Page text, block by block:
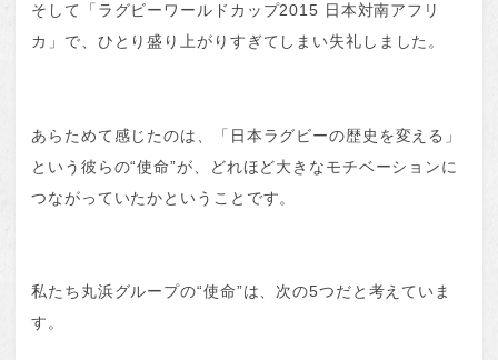
そして「ラグビーワールドカップ2015 日本対南アフリ
カ」で、ひとり盛り上がりすぎてしまい失礼しました。
あらためて感じたのは、「日本ラグビーの歴史を変える」
という彼らの“使命”が、どれほど大きなモチベーションに
つながっていたかということです。
私たち丸浜グループの“使命”は、次の5つだと考えていま
す。